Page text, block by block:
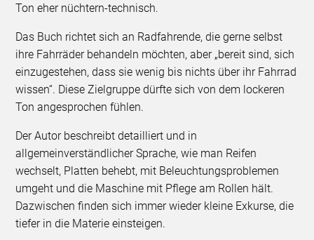
Ton eher nüchtern-technisch.
Das Buch richtet sich an Radfahrende, die gerne selbst
ihre Fahrräder behandeln möchten, aber „bereit sind, sich
einzugestehen, dass sie wenig bis nichts über ihr Fahrrad
wissen“. Diese Zielgruppe dürfte sich von dem lockeren
Ton angesprochen fühlen.
Der Autor beschreibt detailliert und in
allgemeinverständlicher Sprache, wie man Reifen
wechselt, Platten behebt, mit Beleuchtungsproblemen
umgeht und die Maschine mit Pflege am Rollen hält.
Dazwischen finden sich immer wieder kleine Exkurse, die
tiefer in die Materie einsteigen.